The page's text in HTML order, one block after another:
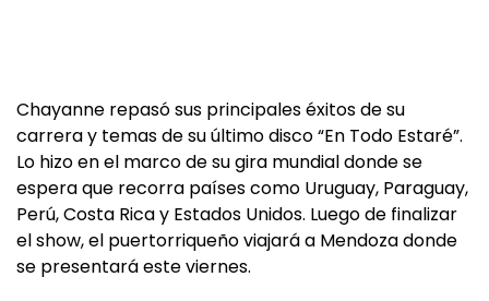
Chayanne repasó sus principales éxitos de su
carrera y temas de su último disco “En Todo Estaré”.
Lo hizo en el marco de su gira mundial donde se
espera que recorra países como Uruguay, Paraguay,
Perú, Costa Rica y Estados Unidos. Luego de finalizar
el show, el puertorriqueño viajará a Mendoza donde
se presentará este viernes.